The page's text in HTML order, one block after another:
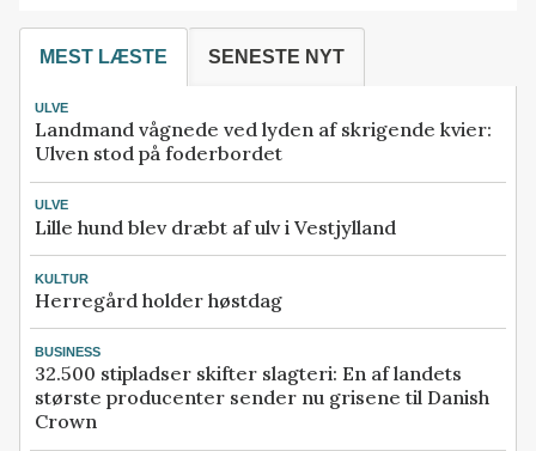
MEST LÆSTE SENESTE NYT
ULVE
Landmand vågnede ved lyden af skrigende kvier:
Ulven stod på foderbordet
ULVE
Lille hund blev dræbt af ulv i Vestjylland
KULTUR
Herregård holder høstdag
BUSINESS
32.500 stipladser skifter slagteri: En af landets
største producenter sender nu grisene til Danish
Crown